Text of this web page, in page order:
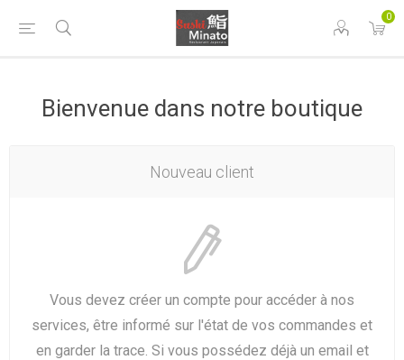
0
Bienvenue dans notre boutique
Nouveau client
Vous devez créer un compte pour accéder à nos
services, être informé sur l'état de vos commandes et
en garder la trace. Si vous possédez déjà un email et